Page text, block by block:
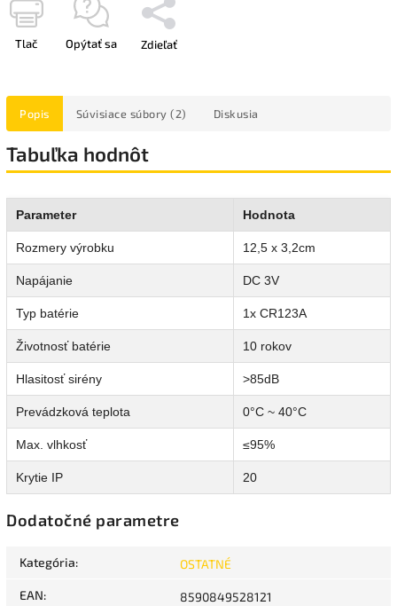
Tlač Opýtať sa Zdieľať
Popis Súvisiace súbory (2) Diskusia
Tabuľka hodnôt
Parameter Hodnota
Rozmery výrobku 12,5 x 3,2cm
Napájanie DC 3V
Typ batérie 1x CR123A
Životnosť batérie 10 rokov
Hlasitosť sirény >85dB
Prevádzková teplota 0°C ~ 40°C
Max. vlhkosť ≤95%
Krytie IP 20
Dodatočné parametre
Kategória: OSTATNÉ
EAN: 8590849528121